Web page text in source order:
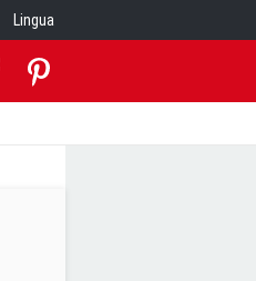
Lingua